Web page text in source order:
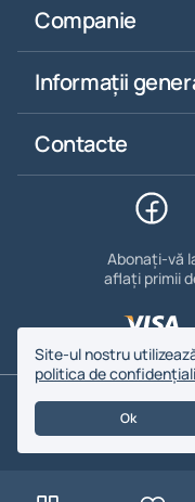
Companie
Informații
Contacte
Abonați-vă
aflați primii
© 2026.
Site-ul nostru
politica de
Ok